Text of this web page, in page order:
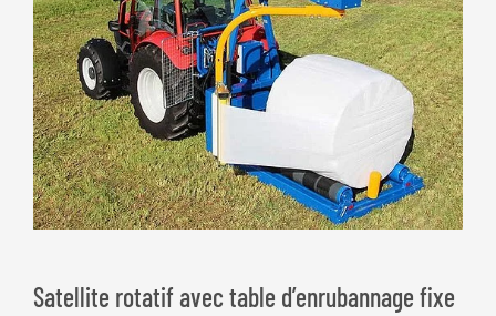
Satellite rotatif avec table d’enrubannage fixe